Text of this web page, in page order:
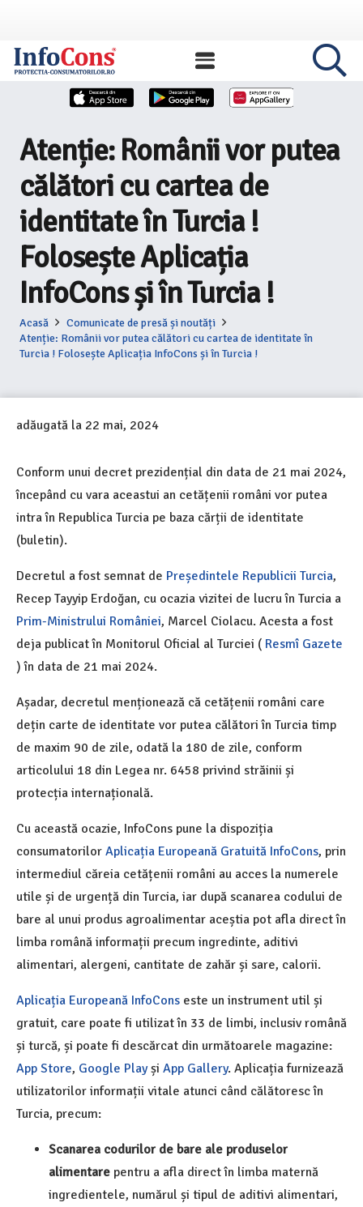
Atenție: Românii vor putea
călători cu cartea de
identitate în Turcia !
Folosește Aplicația
InfoCons și în Turcia !
Acasă
Comunicate de presă și noutăți
Atenție: Românii vor putea călători cu cartea de identitate în
Turcia ! Folosește Aplicația InfoCons și în Turcia !
adăugată la 22 mai, 2024
Conform unui decret prezidențial din data de 21 mai 2024,
începând cu vara aceastui an cetățenii români vor putea
intra în Republica Turcia pe baza cărții de identitate
(buletin).
Decretul a fost semnat de Președintele Republicii Turcia,
Recep Tayyip Erdoğan, cu ocazia vizitei de lucru în Turcia a
Prim-Ministrului României, Marcel Ciolacu. Acesta a fost
deja publicat în Monitorul Oficial al Turciei ( Resmî Gazete
) în data de 21 mai 2024.
Așadar, decretul menționează că cetățenii români care
dețin carte de identitate vor putea călători în Turcia timp
de maxim 90 de zile, odată la 180 de zile, conform
articolului 18 din Legea nr. 6458 privind străinii și
protecția internațională.
Cu această ocazie, InfoCons pune la dispoziția
consumatorilor Aplicația Europeană Gratuită InfoCons, prin
intermediul căreia cetățenii români au acces la numerele
utile și de urgență din Turcia, iar după scanarea codului de
bare al unui produs agroalimentar aceștia pot afla direct în
limba română informații precum ingredinte, aditivi
alimentari, alergeni, cantitate de zahăr și sare, calorii.
Aplicația Europeană InfoCons este un instrument util și
gratuit, care poate fi utilizat în 33 de limbi, inclusiv română
și turcă, și poate fi descărcat din următoarele magazine:
App Store, Google Playși App Gallery. Aplicația furnizează
utilizatorilor informații vitale atunci când călătoresc în
Turcia, precum:
Scanarea codurilor de bare ale produselor
alimentare pentru a afla direct în limba maternă
ingredientele, numărul și tipul de aditivi alimentari,